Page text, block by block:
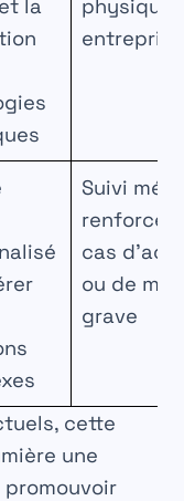
la
physique
entreprise
Suivi
renforcé
cas
ou de
grave
cette
une